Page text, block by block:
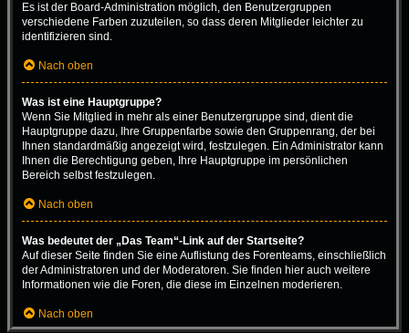
Es ist der Board-Administration möglich, den Benutzergruppen
verschiedene Farben zuzuteilen, so dass deren Mitglieder leichter zu
identifizieren sind.
Nach oben
Was ist eine Hauptgruppe?
Wenn Sie Mitglied in mehr als einer Benutzergruppe sind, dient die
Hauptgruppe dazu, Ihre Gruppenfarbe sowie den Gruppenrang, der bei
Ihnen standardmäßig angezeigt wird, festzulegen. Ein Administrator kann
Ihnen die Berechtigung geben, Ihre Hauptgruppe im persönlichen
Bereich selbst festzulegen.
Nach oben
Was bedeutet der „Das Team“-Link auf der Startseite?
Auf dieser Seite finden Sie eine Auflistung des Forenteams, einschließlich
der Administratoren und der Moderatoren. Sie finden hier auch weitere
Informationen wie die Foren, die diese im Einzelnen moderieren.
Nach oben